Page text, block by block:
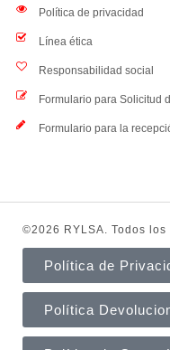
Política de privacidad
Línea ética
Responsabilidad social
Formulario para Solicitud
Formulario para la
©2026 RYLSA. Todos
Política de
Política